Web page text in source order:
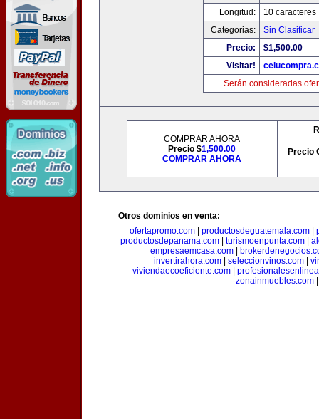
Longitud:
10 caracteres
Categorias:
Sin Clasificar
Precio:
$1,500.00
Visitar!
Serán consideradas
COMPRAR AHORA
Precio $1,500.00
COMPRAR AHORA
Precio
Otros dominios en venta:
ofertapromo.com
productosdeguatemala.com
productosdepanama.com
turismoenpunta.com
empresaemcasa.com
invertirahora.com| seleccionvinos.com|
viviendaecoeficiente.com|
zonainmuebles.com